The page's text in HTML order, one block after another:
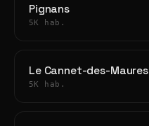
Pignans
5K hab.
Le Cannet-des-Maures
5K hab.